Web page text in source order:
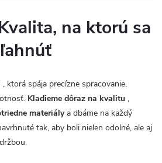
na ktorú sa
, ktorá spája precízne spracovanie,
Kladieme dôraz na kvalitu ,
materiálya dbáme na každý
tak, aby boli nielen odolné, ale aj